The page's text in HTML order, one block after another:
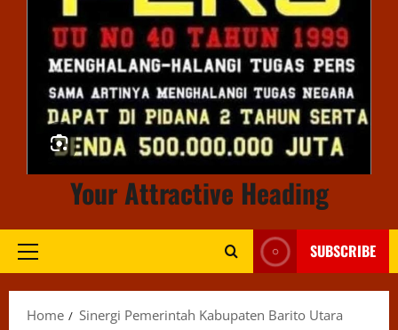
Your Attractive Heading
Primary
SUBSCRIBE
Home Sinergi Pemerintah Kabupaten Barito Utara